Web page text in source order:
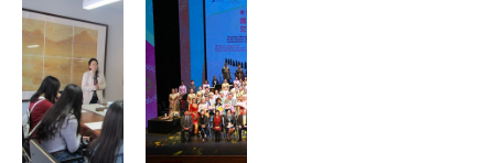
好？2025
年十大品牌
排行榜深度
解析
州膨胀工厂
Paopao
Factory如
何通过空间
设计焕新品